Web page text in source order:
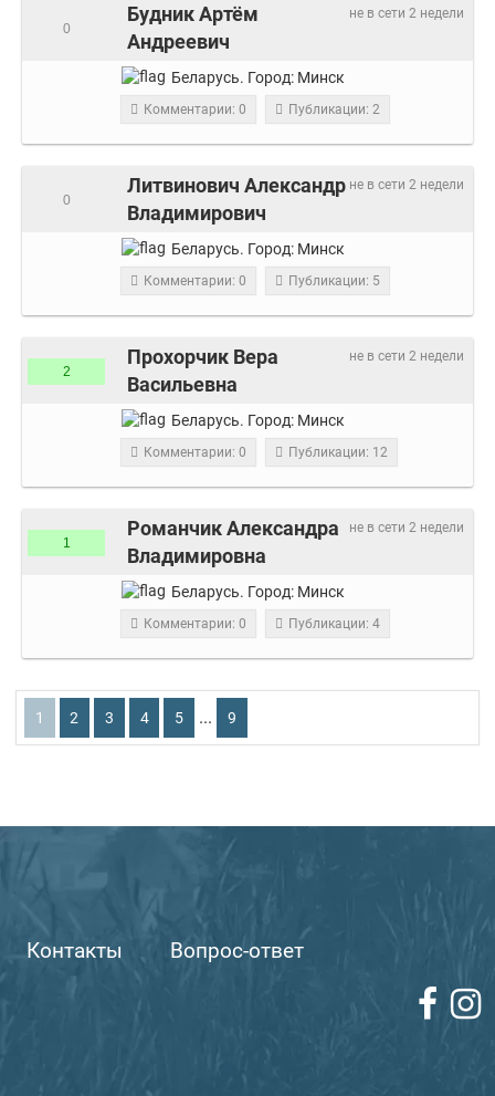
не в сети 2 недели
Будник Артём
Андреевич
0
Беларусь. Город: Минск
Комментарии: 0 Публикации: 2
не в сети 2 недели
Литвинович Александр
Владимирович
0
Беларусь. Город: Минск
Комментарии: 0 Публикации: 5
не в сети 2 недели
Прохорчик Вера
Васильевна
2
Беларусь. Город: Минск
Комментарии: 0 Публикации: 12
не в сети 2 недели
Романчик Александра
Владимировна
1
Беларусь. Город: Минск
Комментарии: 0 Публикации: 4
1 2 3 4 5 ... 9
Контакты Вопрос-ответ